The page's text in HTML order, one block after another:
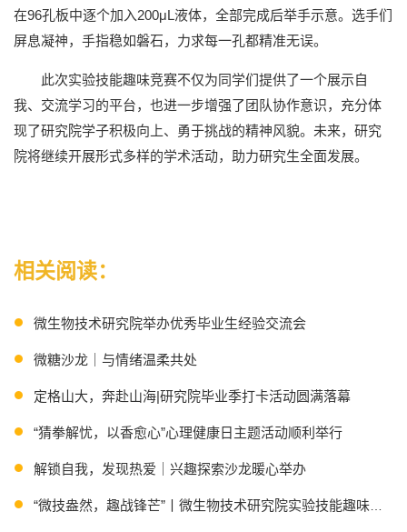
在96孔板中逐个加入200μL液体，全部完成后举手示意。选手们
屏息凝神，手指稳如磐石，力求每一孔都精准无误。
此次实验技能趣味竞赛不仅为同学们提供了一个展示自
我、交流学习的平台，也进一步增强了团队协作意识，充分体
现了研究院学子积极向上、勇于挑战的精神风貌。未来，研究
院将继续开展形式多样的学术活动，助力研究生全面发展。
相关阅读：
微生物技术研究院举办优秀毕业生经验交流会
微糖沙龙｜与情绪温柔共处
定格山大，奔赴山海|研究院毕业季打卡活动圆满落幕
“猜拳解忧，以香愈心”心理健康日主题活动顺利举行
解锁自我，发现热爱｜兴趣探索沙龙暖心举办
“微技盎然，趣战锋芒”丨微生物技术研究院实验技能趣味竞赛